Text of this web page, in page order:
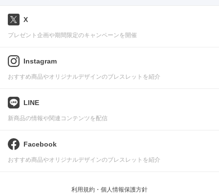
X
プレゼント企画や期間限定のキャンペーンを開催
Instagram
おすすめ商品やオリジナルデザインのブレスレットを紹介
LINE
新商品の情報や関連コンテンツを配信
Facebook
おすすめ商品やオリジナルデザインのブレスレットを紹介
利用規約・個人情報保護方針